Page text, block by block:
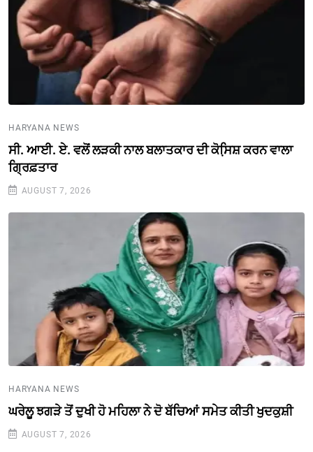
HARYANA NEWS
ਸੀ. ਆਈ. ਏ. ਵਲੋਂ ਲੜਕੀ ਨਾਲ ਬਲਾਤਕਾਰ ਦੀ ਕੋਸਿ਼ਸ਼ ਕਰਨ ਵਾਲਾ
ਗ੍ਰਿਫ਼ਤਾਰ
AUGUST 7, 2026
HARYANA NEWS
ਘਰੇਲੂ ਝਗੜੇ ਤੋਂ ਦੁਖੀ ਹੋ ਮਹਿਲਾ ਨੇ ਦੋ ਬੱਚਿਆਂ ਸਮੇਤ ਕੀਤੀ ਖੁਦਕੁਸ਼ੀ
AUGUST 7, 2026